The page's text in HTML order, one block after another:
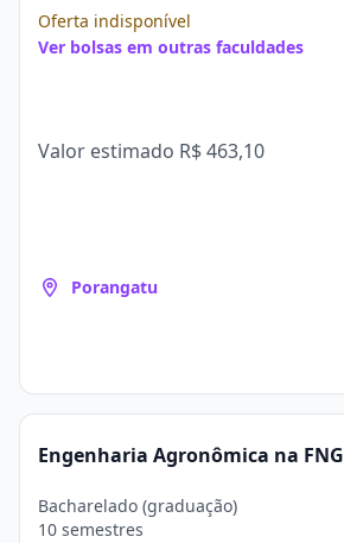
Oferta indisponível
Ver bolsas em outras faculdades
Valor estimado R$ 463,10
Porangatu
Engenharia Agronômica na FNG
Bacharelado (graduação)
10 semestres